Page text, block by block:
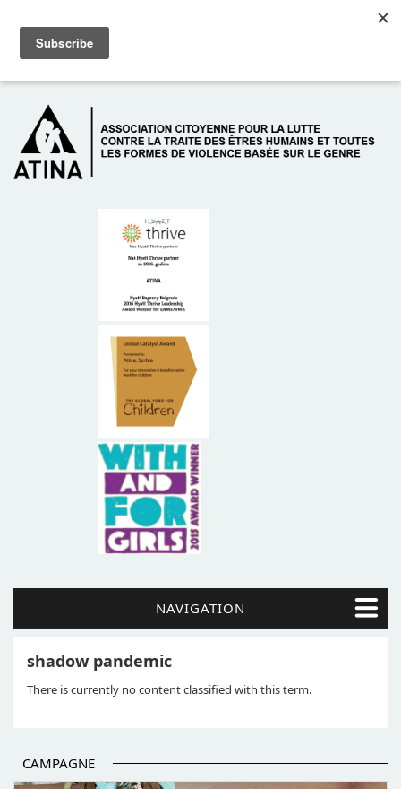
À PROPOS DE NOUS
NAVIGATION
shadow pandemic
There is currently no content classified with this term.
CAMPAGNE